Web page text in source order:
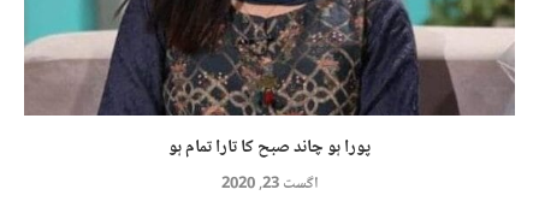
پورا ہو چاند صبح کا تارا تمام ہو
اگست 23, 2020